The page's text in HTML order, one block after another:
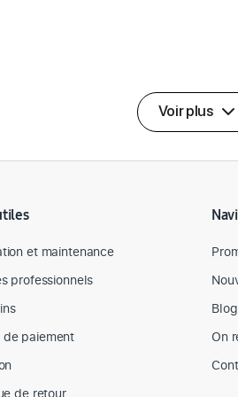
Voir plus
et maintenance
professionnels
de paiement
de retour
Blog
On